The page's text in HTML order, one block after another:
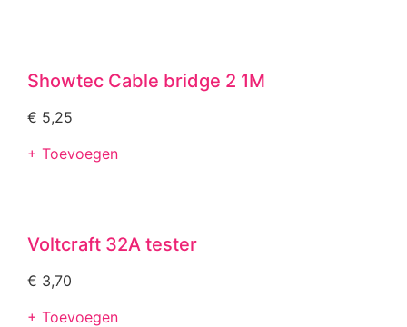
Showtec Cable bridge 2 1M
€ 5,25
+ Toevoegen
Voltcraft 32A tester
€ 3,70
+ Toevoegen